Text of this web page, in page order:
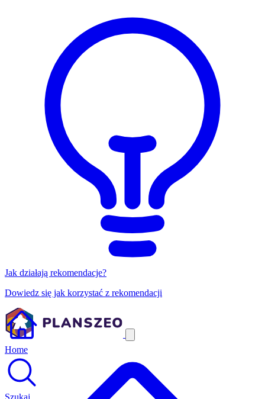
Jak działają rekomendacje?
Dowiedz się jak korzystać z rekomendacji
Home
Szukaj